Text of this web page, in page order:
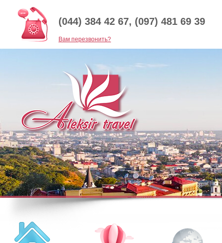
(044) 384 42 67, (097) 481 69 39
Baм перезвонить?
Приглашаем всех на экскурсию в урочище